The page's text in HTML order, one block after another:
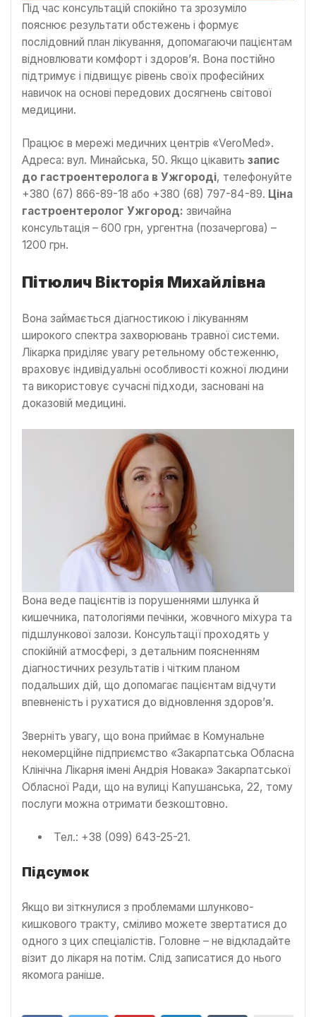
Під час консультацій спокійно та зрозуміло
пояснює результати обстежень і формує
послідовний план лікування, допомагаючи пацієнтам
відновлювати комфорт і здоров’я. Вона постійно
підтримує і підвищує рівень своїх професійних
навичок на основі передових досягнень світової
медицини.
Працює в мережі медичних центрів «VeroMed».
Адреса: вул. Минайська, 50. Якщо цікавить запис
до гастроентеролога в Ужгороді, телефонуйте
+380 (67) 866-89-18 або +380 (68) 797-84-89. Ціна
гастроентеролог Ужгород: звичайна
консультація – 600 грн, ургентна (позачергова) –
1200 грн.
Пітюлич Вікторія Михайлівна
Вона займається діагностикою і лікуванням
широкого спектра захворювань травної системи.
Лікарка приділяє увагу ретельному обстеженню,
враховує індивідуальні особливості кожної людини
та використовує сучасні підходи, засновані на
доказовій медицині.
Вона веде пацієнтів із порушеннями шлунка й
кишечника, патологіями печінки, жовчного міхура та
підшлункової залози. Консультації проходять у
спокійній атмосфері, з детальним поясненням
діагностичних результатів і чітким планом
подальших дій, що допомагає пацієнтам відчути
впевненість і рухатися до відновлення здоров’я.
Зверніть увагу, що вона приймає в Комунальне
некомерційне підприємство «Закарпатська Обласна
Клінічна Лікарня імені Андрія Новака» Закарпатської
Обласної Ради, що на вулиці Капушанська, 22, тому
послуги можна отримати безкоштовно.
Тел.: +38 (099) 643-25-21.
Підсумок
Якщо ви зіткнулися з проблемами шлунково-
кишкового тракту, сміливо можете звертатися до
одного з цих спеціалістів. Головне – не відкладайте
візит до лікаря на потім. Слід записатися до нього
якомога раніше.